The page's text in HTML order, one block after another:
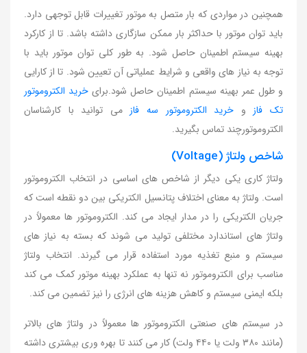
همچنین در مواردی که بار متصل به موتور تغییرات قابل توجهی دارد.
باید توان موتور با حداکثر بار ممکن سازگاری داشته باشد. تا از کارکرد
بهینه سیستم اطمینان حاصل شود. به طور کلی توان موتور باید با
توجه به نیاز های واقعی و شرایط عملیاتی آن تعیین شود. تا از کارایی
و طول عمر بهینه سیستم اطمینان حاصل شود.برای خرید الکتروموتور
تک فاز و خرید الکتروموتور سه فاز می توانید با کارشناسان
الکتروموتورچند تماس بگیرید.
شاخص ولتاژ (Voltage)
ولتاژ کاری یکی دیگر از شاخص های اساسی در انتخاب الکتروموتور
است. ولتاژ به معنای اختلاف پتانسیل الکتریکی بین دو نقطه است که
جریان الکتریکی را در مدار ایجاد می کند. الکتروموتور ها معمولاً در
ولتاژ های استاندارد مختلفی تولید می شوند که بسته به نیاز های
سیستم و منبع تغذیه مورد استفاده قرار می گیرند. انتخاب ولتاژ
مناسب برای الکتروموتور نه تنها به عملکرد بهینه موتور کمک می کند
بلکه ایمنی سیستم و کاهش هزینه های انرژی را نیز تضمین می کند.
در سیستم های صنعتی الکتروموتور ها معمولاً در ولتاژ های بالاتر
(مانند ۳۸۰ ولت یا ۴۴۰ ولت) کار می کنند تا بهره وری بیشتری داشته